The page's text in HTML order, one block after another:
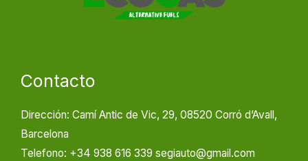
Contacto
Dirección: Camí Antic de Vic, 29, 08520 Corró d’Avall,
Barcelona
Telefono: +34 938 616 339 segiauto@gmail.com